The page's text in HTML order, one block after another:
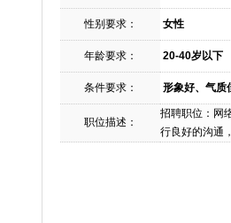
性别要求： 女性
年龄要求： 20-40岁以下
条件要求： 形象好、气质
职位描述：
招聘职位：网
行良好的沟通